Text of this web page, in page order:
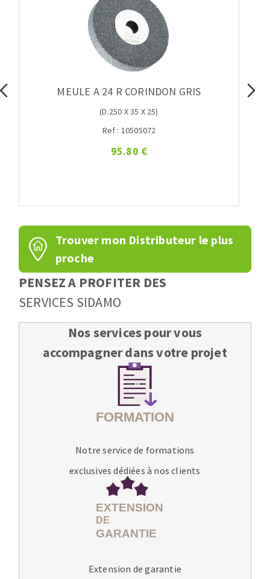
MEULE A 24 R CORINDON GRIS
(D.250 X 35 X 25)
Ref : 10505072
95.80 €
Trouver mon Distributeur le plus
proche
PENSEZ A PROFITER DES
SERVICES SIDAMO
Nos services pour vous
accompagner dans votre projet
Notre service de formations
exclusives dédiées à nos clients
Extension de garantie